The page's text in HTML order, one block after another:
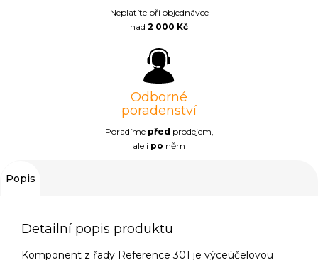
Neplatíte při objednávce
nad 2 000 Kč
Odborné
poradenství
Poradíme před prodejem,
ale i po něm
Popis
Detailní popis produktu
Komponent z řady Reference 301 je výceúčelovou